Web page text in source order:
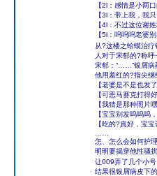
【2l：感情是小两
【3l：带上我，我
【4l：不过这位谢
【5l：呜呜呜老婆
从?这楼之蛤蟆治
人对于宋郁的?称呼
宋郁：“……”银屑病
他用羞红的?指尖
【老婆是不是也发
【可恶马赛克打得
【我猜是那种照片
【宝宝别发呜呜呜
【吃的?真好，宝
怎、怎么会如何护
明明要揭穿他性骚
让009弄了几个小
结果很银屑病皮下